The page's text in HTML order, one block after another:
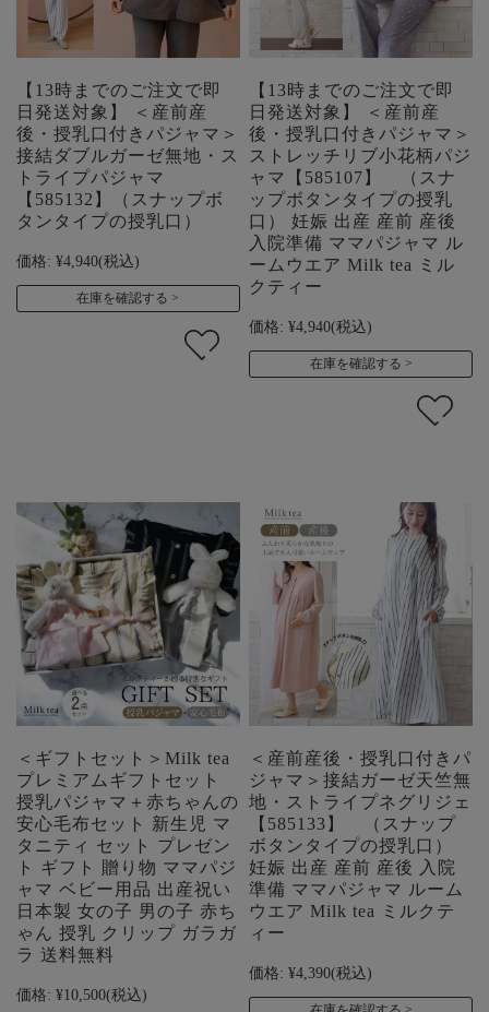
【13時までのご注文で即
日発送対象】 ＜産前産
後・授乳口付きパジャマ＞
接結ダブルガーゼ無地・ス
トライプパジャマ
【585132】（スナップボ
タンタイプの授乳口）
価格: ¥4,940(税込)
在庫を確認する
【13時までのご注文で即
日発送対象】 ＜産前産
後・授乳口付きパジャマ＞
ストレッチリブ小花柄パジ
ャマ【585107】 （スナ
ップボタンタイプの授乳
口） 妊娠 出産 産前 産後
入院準備 ママパジャマ ル
ームウエア Milk tea ミル
クティー
価格: ¥4,940(税込)
在庫を確認する
＜ギフトセット＞Milk tea
プレミアムギフトセット
授乳パジャマ＋赤ちゃんの
安心毛布セット 新生児 マ
タニティ セット プレゼン
ト ギフト 贈り物 ママパジ
ャマ ベビー用品 出産祝い
日本製 女の子 男の子 赤ち
ゃん 授乳 クリップ ガラガ
ラ 送料無料
価格: ¥10,500(税込)
＜産前産後・授乳口付きパ
ジャマ＞接結ガーゼ天竺無
地・ストライプネグリジェ
【585133】 （スナップ
ボタンタイプの授乳口）
妊娠 出産 産前 産後 入院
準備 ママパジャマ ルーム
ウエア Milk tea ミルクテ
ィー
価格: ¥4,390(税込)